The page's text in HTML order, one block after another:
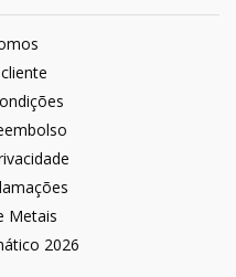
Metais
2026